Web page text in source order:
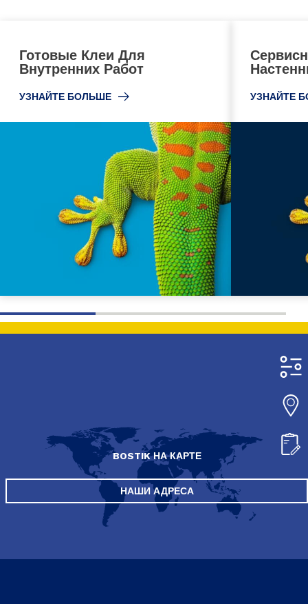
Готовые Клеи Для
Внутренних Работ
УЗНАЙТЕ БОЛЬШЕ УЗНАЙТЕ
BOSTIK НА КАРТЕ
НАШИ АДРЕСА